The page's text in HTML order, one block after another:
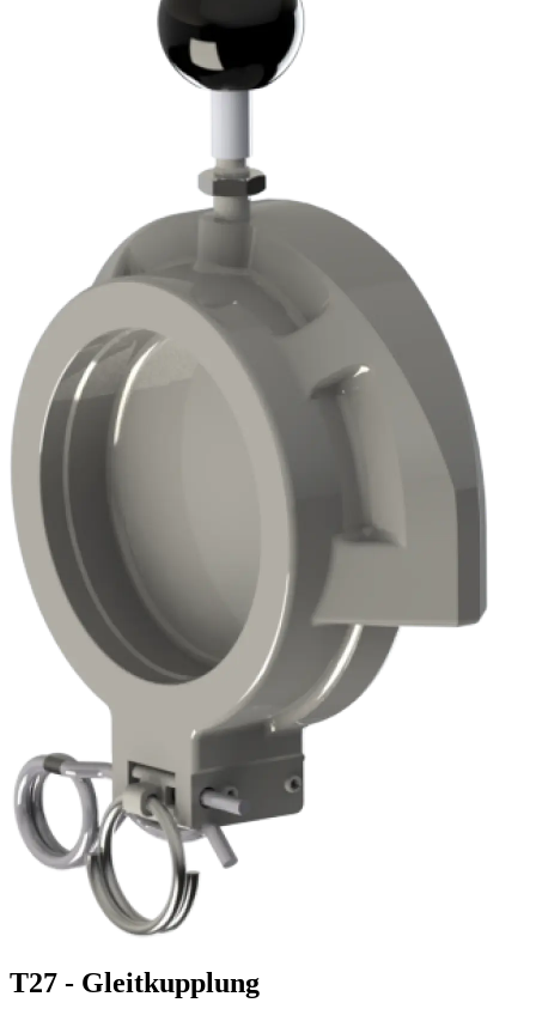
T27 - Gleitkupplung